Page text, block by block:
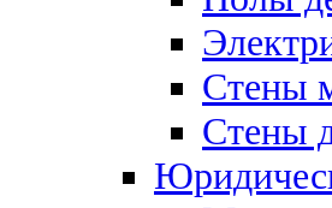
Стены
Стены